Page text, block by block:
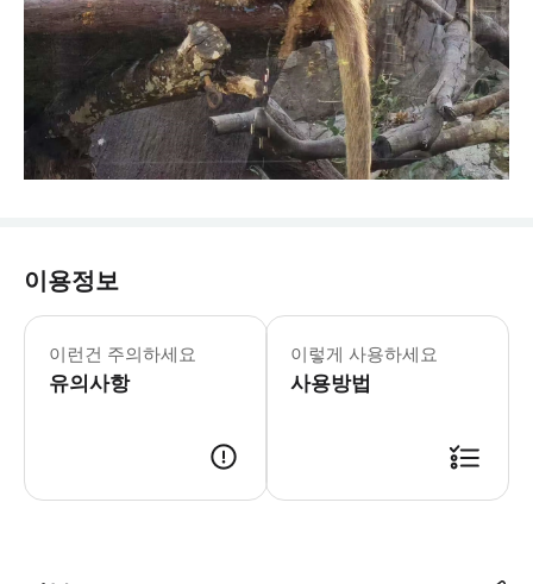
이용정보
이런건 주의하세요
유의사항
▶중국어 가이드/일본어 가이드/영어
이렇게 사용하세요
사용방법